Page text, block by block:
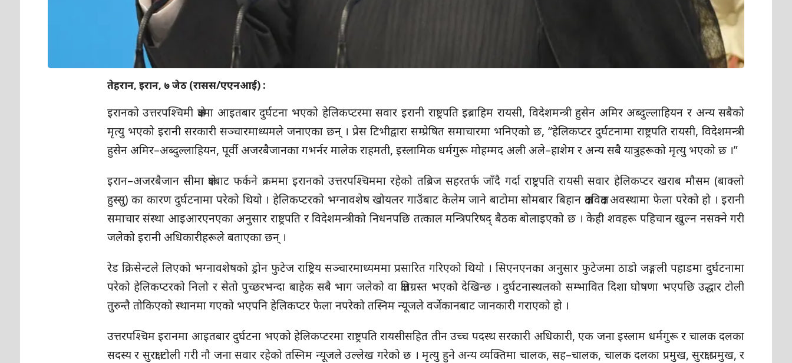
तेहरान, इरान, ७ जेठ (रासस/एएनआई) :
इरानको उत्तरपश्चिमी क्षेत्रमा आइतबार दुर्घटना भएको हेलिकप्टरमा सवार इरानी राष्ट्रपति इब्राहिम रायसी, विदेशमन्त्री हुसेन अमिर अब्दुल्लाहियन र अन्य सबैको
मृत्यु भएको इरानी सरकारी सञ्चारमाध्यमले जनाएका छन् । प्रेस टिभीद्वारा सम्प्रेषित समाचारमा भनिएको छ, “हेलिकप्टर दुर्घटनामा राष्ट्रपति रायसी, विदेशमन्त्री
हुसेन अमिर–अब्दुल्लाहियन, पूर्वी अजरबैजानका गभर्नर मालेक राहमती, इस्लामिक धर्मगुरू मोहम्मद अली अले–हाशेम र अन्य सबै यात्रुहरूको मृत्यु भएको छ ।”
इरान–अजरबैजान सीमा क्षेत्रबाट फर्कने क्रममा इरानको उत्तरपश्चिममा रहेको तब्रिज सहरतर्फ जाँदै गर्दा राष्ट्रपति रायसी सवार हेलिकप्टर खराब मौसम (बाक्लो
हुस्सु) का कारण दुर्घटनामा परेको थियो । हेलिकप्टरको भग्नावशेष खोयलर गाउँबाट केलेम जाने बाटोमा सोमबार बिहान क्षतविक्षत अवस्थामा फेला परेको हो । इरानी
समाचार संस्था आइआरएनएका अनुसार राष्ट्रपति र विदेशमन्त्रीको निधनपछि तत्काल मन्त्रिपरिषद् बैठक बोलाइएको छ । केही शवहरू पहिचान खुल्न नसक्ने गरी
जलेको इरानी अधिकारीहरूले बताएका छन् ।
रेड क्रिसेन्टले लिएको भग्नावशेषको ड्रोन फुटेज राष्ट्रिय सञ्चारमाध्यममा प्रसारित गरिएको थियो । सिएनएनका अनुसार फुटेजमा ठाडो जङ्गली पहाडमा दुर्घटनामा
परेको हेलिकप्टरको निलो र सेतो पुच्छरभन्दा बाहेक सबै भाग जलेको वा क्षतिग्रस्त भएको देखिन्छ । दुर्घटनास्थलको सम्भावित दिशा घोषणा भएपछि उद्धार टोली
तुरुन्तै तोकिएको स्थानमा गएको भएपनि हेलिकप्टर फेला नपरेको तस्निम न्यूजले वर्जेकानबाट जानकारी गराएको हो ।
उत्तरपश्चिम इरानमा आइतबार दुर्घटना भएको हेलिकप्टरमा राष्ट्रपति रायसीसहित तीन उच्च पदस्थ सरकारी अधिकारी, एक जना इस्लाम धर्मगुरू र चालक दलका
सदस्य र सुरक्षा टोली गरी नौ जना सवार रहेको तस्निम न्यूजले उल्लेख गरेको छ । मृत्यु हुने अन्य व्यक्तिमा चालक, सह–चालक, चालक दलका प्रमुख, सुरक्षा प्रमुख, र